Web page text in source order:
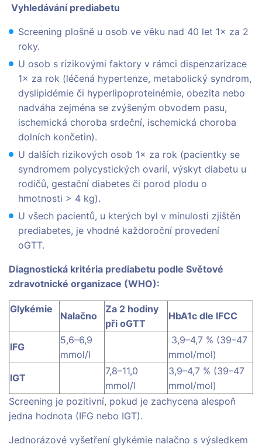
Vyhledávání prediabetu
Screening plošně u osob ve věku nad 40 let 1× za 2
roky.
U osob s rizikovými faktory v rámci dispenzarizace
1× za rok (léčená hypertenze, metabolický syndrom,
dyslipidémie či hyperlipoproteinémie, obezita nebo
nadváha zejména se zvýšeným obvodem pasu,
ischemická choroba srdeční, ischemická choroba
dolních končetin).
U dalších rizikových osob 1× za rok (pacientky se
syndromem polycystických ovarií, výskyt diabetu u
rodičů, gestační diabetes či porod plodu o
hmotnosti > 4 kg).
U všech pacientů, u kterých byl v minulosti zjištěn
prediabetes, je vhodné každoroční provedení
oGTT.
Diagnostická kritéria prediabetu podle Světové
zdravotnické organizace (WHO):
Glykémie
Nalačno
Za 2 hodiny
při oGTT
HbA1c dle IFCC
IFG
5,6–6,9
mmol/l
3,9–4,7 % (39–47
mmol/mol)
IGT
7,8–11,0
mmol/l
3,9–4,7 % (39–47
mmol/mol)
Screening je pozitivní, pokud je zachycena alespoň
jedna hodnota (IFG nebo IGT).
Jednorázové vyšetření glykémie nalačno s výsledkem